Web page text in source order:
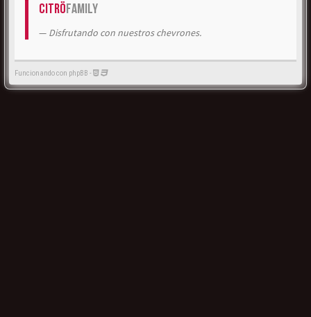
CitröFamily
Disfrutando con nuestros chevrones.
Funcionando con phpBB -